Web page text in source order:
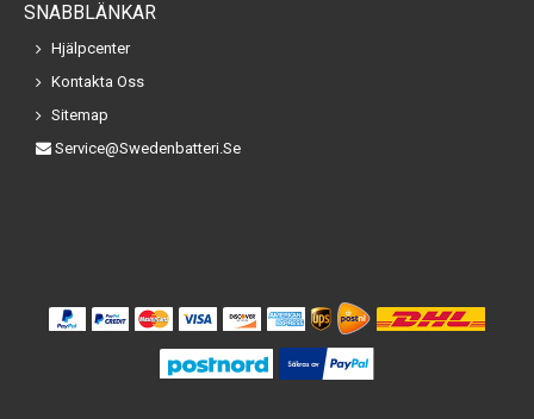
SNABBLÄNKAR
Hjälpcenter
Kontakta Oss
Sitemap
Service@swedenbatteri.se